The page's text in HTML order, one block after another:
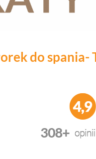
do spania-